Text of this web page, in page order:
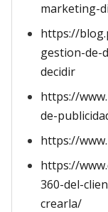
marketing-
https://
gestion-de-
decidir
https://
de-
https://
https://
360-del-
crearla/